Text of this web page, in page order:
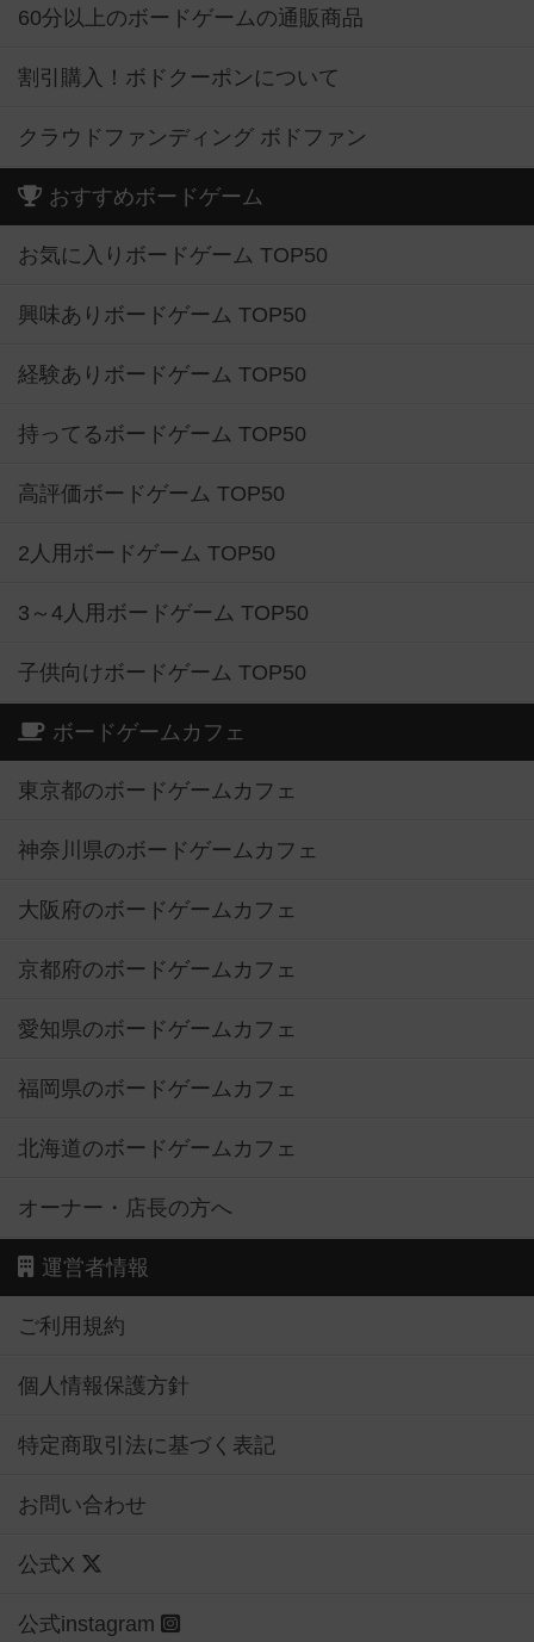
60分以上のボードゲームの通販商品
割引購入！ボドクーポンについて
クラウドファンディング ボドファン
おすすめボードゲーム
お気に入りボードゲーム TOP50
興味ありボードゲーム TOP50
経験ありボードゲーム TOP50
持ってるボードゲーム TOP50
高評価ボードゲーム TOP50
2人用ボードゲーム TOP50
3～4人用ボードゲーム TOP50
子供向けボードゲーム TOP50
ボードゲームカフェ
東京都のボードゲームカフェ
神奈川県のボードゲームカフェ
大阪府のボードゲームカフェ
京都府のボードゲームカフェ
愛知県のボードゲームカフェ
福岡県のボードゲームカフェ
北海道のボードゲームカフェ
オーナー・店長の方へ
運営者情報
ご利用規約
個人情報保護方針
特定商取引法に基づく表記
お問い合わせ
公式X
公式instagram